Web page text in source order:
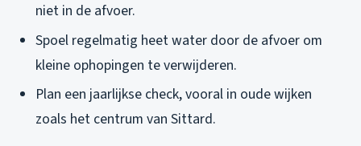
niet in de afvoer.
Spoel regelmatig heet water door de afvoer om
kleine ophopingen te verwijderen.
Plan een jaarlijkse check, vooral in oude wijken
zoals het centrum van Sittard.